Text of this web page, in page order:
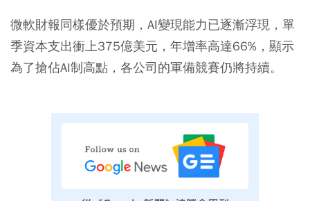
微軟財報同樣優於預期，AI變現能力已逐漸浮現，單
季資本支出衝上375億美元，年增率高達66%，顯示
為了搶佔AI制高點，各公司的軍備競賽仍將持續。